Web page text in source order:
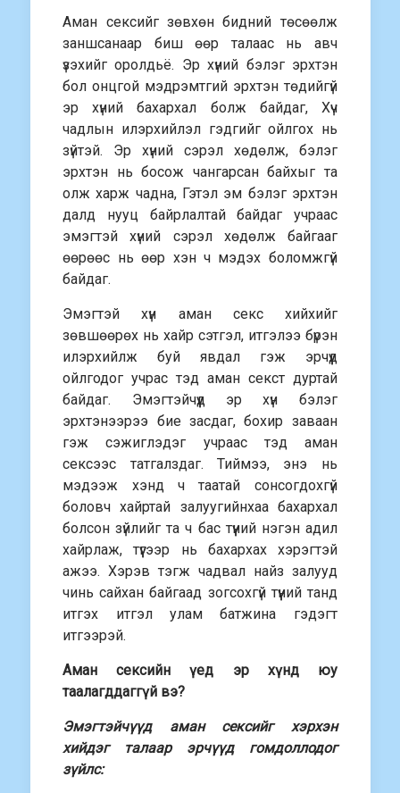
Аман сексийг зөвхөн бидний төсөөлж
заншсанаар биш өөр талаас нь авч
үзэхийг оролдьё. Эр хүний бэлэг эрхтэн
бол онцгой мэдрэмтгий эрхтэн төдийгүй
эр хүний бахархал болж байдаг, Хүч
чадлын илэрхийлэл гэдгийг ойлгох нь
зүйтэй. Эр хүний сэрэл хөдөлж, бэлэг
эрхтэн нь босож чангарсан байхыг та
олж харж чадна, Гэтэл эм бэлэг эрхтэн
далд нууц байрлалтай байдаг учраас
эмэгтэй хүний сэрэл хөдөлж байгааг
өөрөөс нь өөр хэн ч мэдэх боломжгүй
байдаг.
Эмэгтэй хүн аман секс хийхийг
зөвшөөрөх нь хайр сэтгэл, итгэлээ бүрэн
илэрхийлж буй явдал гэж эрчүүд
ойлгодог учрас тэд аман секст дуртай
байдаг. Эмэгтэйчүүд эр хүн бэлэг
эрхтэнээрээ бие засдаг, бохир заваан
гэж сэжиглэдэг учраас тэд аман
сексээс татгалздаг. Тиймээ, энэ нь
мэдээж хэнд ч таатай сонсогдохгүй
боловч хайртай залуугийнхаа бахархал
болсон зүйлийг та ч бас түүний нэгэн адил
хайрлаж, түүгээр нь бахархах хэрэгтэй
ажээ. Хэрэв тэгж чадвал найз залууд
чинь сайхан байгаад зогсохгүй түүний танд
итгэх итгэл улам батжина гэдэгт
итгээрэй.
Аман сексийн үед эр хүнд юу
таалагддаггүй вэ?
Эмэгтэйчүүд аман сексийг хэрхэн
хийдэг талаар эрчүүд гомдоллодог
зүйлс: